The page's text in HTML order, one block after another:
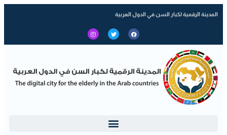
المدينة الرقمية لكبار السن في الدول العربية